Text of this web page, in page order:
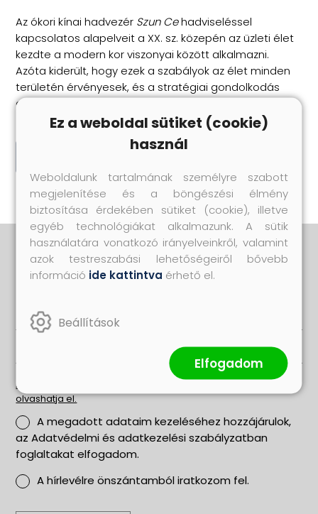
Az ókori kínai hadvezér Szun Cehadviseléssel
kapcsolatos alapelveit a XX. sz. közepén az üzleti élet
kezdte a modern kor viszonyai között alkalmazni.
Azóta kiderült, hogy ezek a szabályok az élet minden
területén érvényesek, és a stratégiai gondolkodás
alapjainak tekinthetők.
Iratkozz fel!
Az adatvédelmi és adatkezelési szabályzatot ide kattintva
olvashatja el.
A megadott adataim kezeléséhez hozzájárulok,
az Adatvédelmi és adatkezelési szabályzatban
foglaltakat elfogadom.
A hírlevélre önszántamból iratkozom fel.
Ez a weboldal sütiket (cookie)
használ
Weboldalunk tartalmának személyre szabott
megjelenítése és a böngészési élmény
biztosítása érdekében sütiket (cookie), illetve
egyéb technológiákat alkalmazunk. A sütik
használatára vonatkozó irányelveinkről, valamint
azok testreszabási lehetőségeiről bővebb
információ ide kattintva érhető el.
Beállítások
Elfogadom